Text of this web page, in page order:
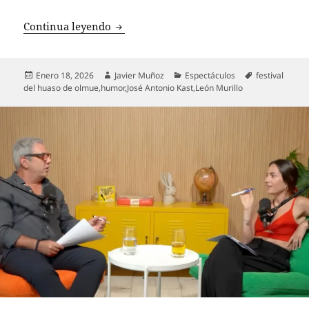
Continua leyendo León Murillo defiende su humor
Publicado
el
Enero 18, 2026 Autor
Javier Muñoz Categorías
Espectáculos Etiquetas
festival
del huaso de olmue,humor,José Antonio Kast,León Murillo